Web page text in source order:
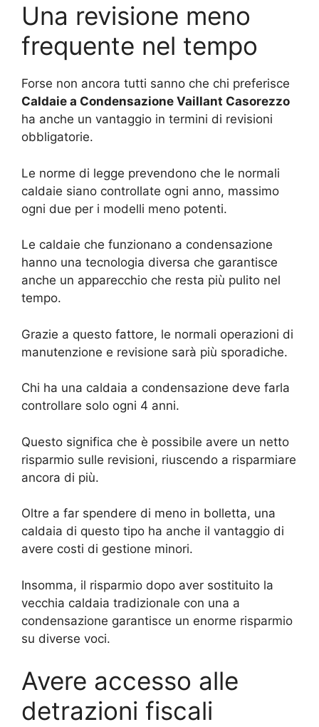
Una revisione meno
frequente nel tempo
Forse non ancora tutti sanno che chi preferisce
Caldaie a Condensazione Vaillant Casorezzo
ha anche un vantaggio in termini di revisioni
obbligatorie.
Le norme di legge prevendono che le normali
caldaie siano controllate ogni anno, massimo
ogni due per i modelli meno potenti.
Le caldaie che funzionano a condensazione
hanno una tecnologia diversa che garantisce
anche un apparecchio che resta più pulito nel
tempo.
Grazie a questo fattore, le normali operazioni di
manutenzione e revisione sarà più sporadiche.
Chi ha una caldaia a condensazione deve farla
controllare solo ogni 4 anni.
Questo significa che è possibile avere un netto
risparmio sulle revisioni, riuscendo a risparmiare
ancora di più.
Oltre a far spendere di meno in bolletta, una
caldaia di questo tipo ha anche il vantaggio di
avere costi di gestione minori.
Insomma, il risparmio dopo aver sostituito la
vecchia caldaia tradizionale con una a
condensazione garantisce un enorme risparmio
su diverse voci.
Avere accesso alle
detrazioni fiscali